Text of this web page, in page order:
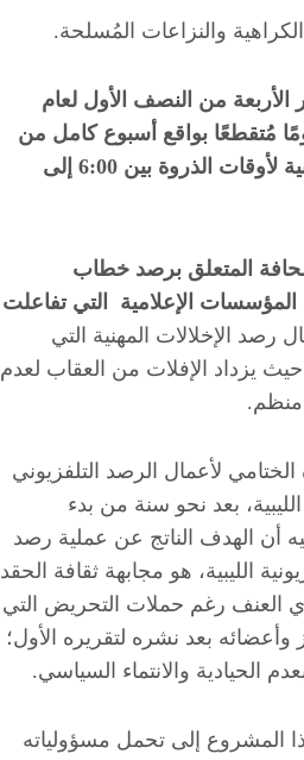
والنزاعات المُسلحة.
الأربعة من النصف الأول لعام
في 12 قناة تلفزيونية ليبية لمدة 35 يومًا مُتقطعًا بواقع أسبوع كامل من
كل شهر، بحصيلة بلغت 2940 ساعة تلفزيونية لأوقات الذروة بين 6:00 إلى
المتعلق برصد خطاب
في أبريل 2017 أصداء بين المؤسسات الإعلامية التي تفاعلت
الإخلالات المهنية التي
حيث يزداد الإفلات من العقاب لعدم
منظم.
لأعمال الرصد التلفزيوني
بعد نحو سنة من بدء
أن الهدف الناتج عن عملية رصد
الليبية، هو مجابهة ثقافة الحقد
العنف رغم حملات التحريض التي
وأعضائه بعد نشره لتقريره الأول؛
الحيادية والانتماء السياسي.
المشروع إلى تحمل مسؤولياته